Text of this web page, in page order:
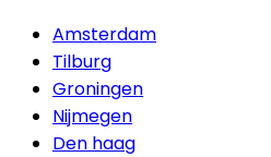
Amsterdam
Tilburg
Groningen
Nijmegen
Den haag